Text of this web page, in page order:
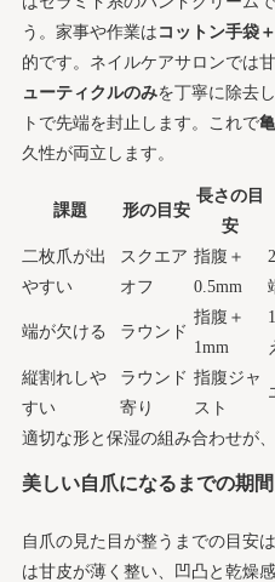
う。家事や作業は コットン手袋
的です。ネイルケアサロンでは
ューティクルのみを丁寧に除去
トで先端を封止します。これで
久性が両立します。
課題 形の目安
長さの目
安
二枚爪が出
やすい
スクエア
オフ
指腹＋
0.5mm
端が欠ける ラウンド
指腹＋
1mm
縦割れしや
すい
ラウンド
寄り
指腹ジャ
スト
適切な形と保湿の組み合わせが
美しい自爪になるまでの期
自爪の見た目が整うまでの目安は
は甘皮が薄く整い、凹凸と乾燥